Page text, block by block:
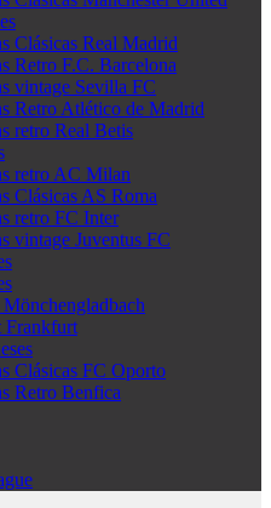
Clásicas Real Madrid
Retro F.C. Barcelona
vintage Sevilla FC
Retro Atlético de Madrid
retro Real Betis
retro AC Milan
Clásicas AS Roma
retro FC Inter
vintage Juventus FC
Frankfurt
Clásicas FC Oporto
Retro Benfica